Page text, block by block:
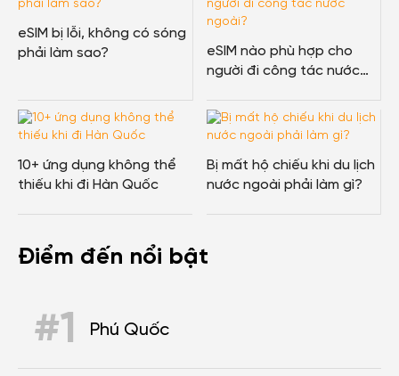
eSIM bị lỗi, không có sóng
phải làm sao?
eSIM nào phù hợp cho
người đi công tác nước
10+ ứng dụng không thể
thiếu khi đi Hàn Quốc
Bị mất hộ chiếu khi du lịch
nước ngoài phải làm gì?
Điểm đến nổi bật
#1 Phú Quốc